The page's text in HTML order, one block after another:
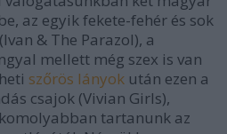
az egyik fekete-fehér és sok
& The Parazol), a
mellett még szex is van
szőrös lányok után ezen a
csajok (Vivian Girls),
tartanunk az